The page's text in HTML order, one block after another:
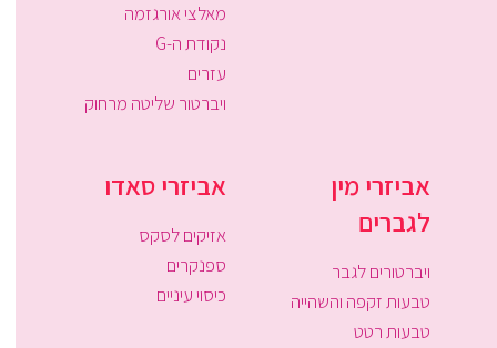
מאלצי אורגזמה
נקודת ה-G
עזרים
ויברטור שליטה מרחוק
אביזרי מין
לגברים
ויברטורים לגבר
טבעות זקפה והשהייה
טבעות רטט
אביזרי סאדו
אזיקים לסקס
ספנקרים
כיסוי עיניים